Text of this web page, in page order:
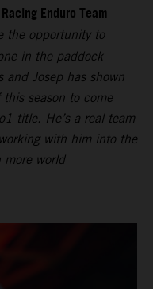
Enduro Team
the opportunity to
in the paddock
and Josep has shown
season to come
title. He’s a real team
with him into the
world